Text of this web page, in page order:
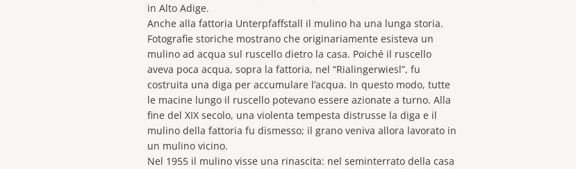
in Alto Adige.
Anche alla fattoria Unterpfaffstall il mulino ha una lunga storia.
Fotografie storiche mostrano che originariamente esisteva un
mulino ad acqua sul ruscello dietro la casa. Poiché il ruscello
aveva poca acqua, sopra la fattoria, nel “Rialingerwiesl”, fu
costruita una diga per accumulare l’acqua. In questo modo, tutte
le macine lungo il ruscello potevano essere azionate a turno. Alla
fine del XIX secolo, una violenta tempesta distrusse la diga e il
mulino della fattoria fu dismesso; il grano veniva allora lavorato in
un mulino vicino.
Nel 1955 il mulino visse una rinascita: nel seminterrato della casa